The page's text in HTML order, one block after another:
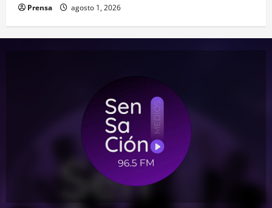
Prensa agosto 1, 2026